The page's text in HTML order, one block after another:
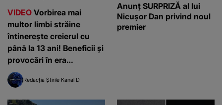
VIDEO Vorbirea mai
multor limbi străine
întinerește creierul cu
până la 13 ani! Beneficii și
provocări în era
inteligenței artificiale
Redacția Știrile Kanal D
Anunţ SURPRIZĂ al lui
Nicuşor Dan privind noul
premier